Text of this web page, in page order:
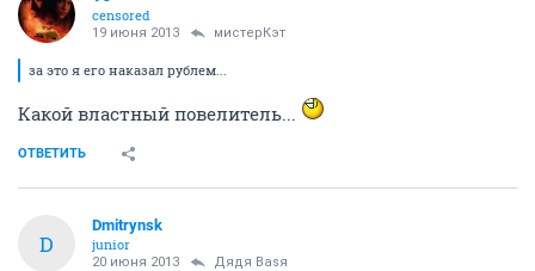
censored
19 июня 2013 мистерКэт
за это я его наказал рублем...
Какой властный повелитель...
ОТВЕТИТЬ
D
Dmitrynsk
junior
20 июня 2013 Дядя Ваsя